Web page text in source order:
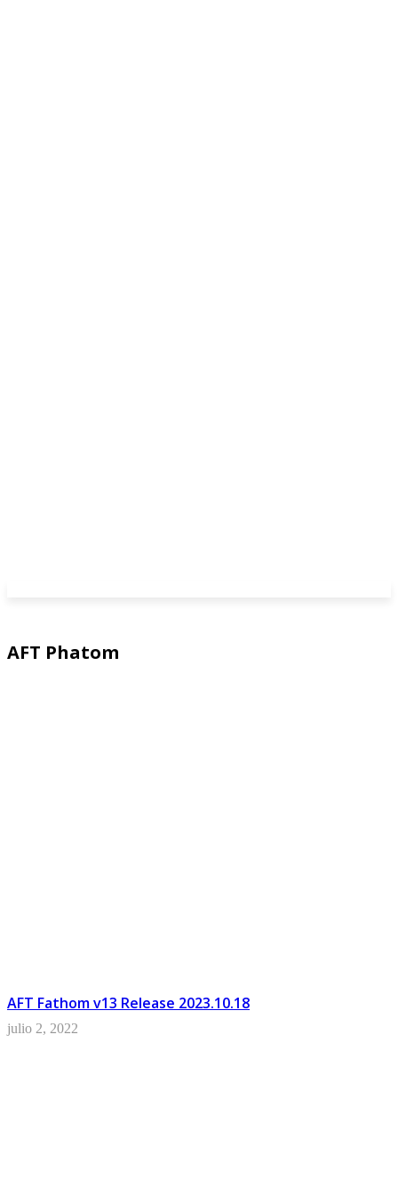
AFT Phatom
AFT Fathom v13 Release 2023.10.18
julio 2, 2022